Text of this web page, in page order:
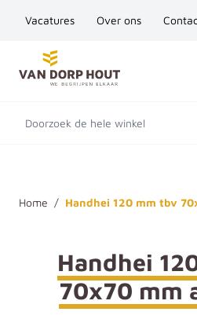
Vacatures Over ons
Ga naar de inhoud
Doorzoek de hele winkel
Home / Handhei 120 mm tbv
Handhei
70x70 mm